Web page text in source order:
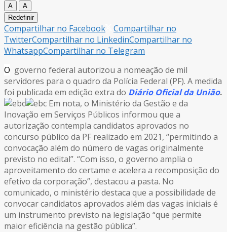
A
A
Redefinir
Compartilhar no Facebook
Compartilhar no
TwitterCompartilhar no LinkedinCompartilhar no
WhatsappCompartilhar no Telegram
O governo federal autorizou a nomeação de mil
servidores para o quadro da Polícia Federal (PF). A medida
foi publicada em edição extra do Diário Oficial da União.
Em nota, o Ministério da Gestão e da
Inovação em Serviços Públicos informou que a
autorização contempla candidatos aprovados no
concurso público da PF realizado em 2021, “permitindo a
convocação além do número de vagas originalmente
previsto no edital”. “Com isso, o governo amplia o
aproveitamento do certame e acelera a recomposição do
efetivo da corporação”, destacou a pasta. No
comunicado, o ministério destaca que a possibilidade de
convocar candidatos aprovados além das vagas iniciais é
um instrumento previsto na legislação “que permite
maior eficiência na gestão pública”.